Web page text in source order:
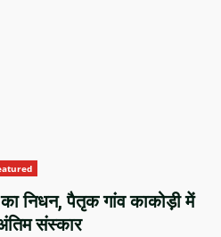
निधन, पैतृक गांव काकोड़ी में
संस्कार